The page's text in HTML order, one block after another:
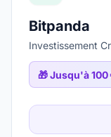
Bitpanda
Investissement
🎁Jusqu'à